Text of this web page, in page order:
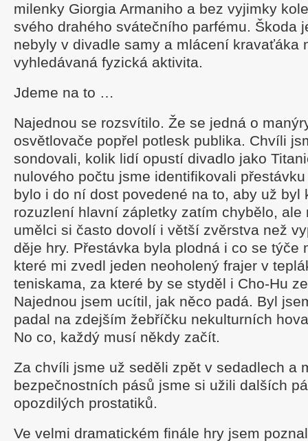
milenky Giorgia Armaniho a bez vyjimky
svého drahého svátečního parfému. Škoda
nebyly v divadle samy a mlácení kravaťáka
vyhledávaná fyzická aktivita.
Jdeme na to …
Najednou se rozsvítilo. Že se jedná o
osvětlovače popřel potlesk publika. Chvíli
sondovali, kolik lidí opustí divadlo jako
nulového počtu jsme identifikovali
bylo i do ní dost povedené na to, aby už byl
rozuzlení hlavní zápletky zatím chybělo, ale
umělci si často dovolí i větší zvěrstva než
děje hry. Přestávka byla plodná i co se týče
které mi zvedl jeden neoholený frajer v
teniskama, za které by se styděl i Cho-Hu
Najednou jsem ucítil, jak něco padá. Byl
padal na zdejším žebříčku nekulturních
No co, každý musí někdy začít.
Za chvíli jsme už seděli zpět v sedadlech a
bezpečnostních pásů jsme si užili dalších
opozdilých prostatiků.
Ve velmi dramatickém finále hry jsem